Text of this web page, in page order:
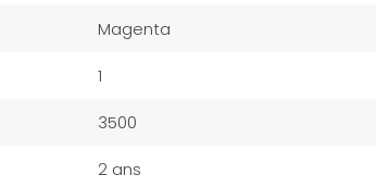
Magenta
1
3500
2 ans